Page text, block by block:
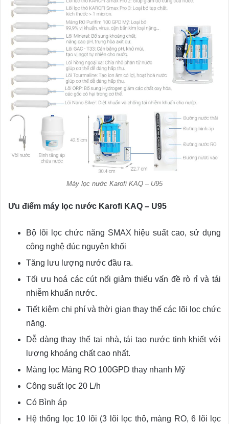
Máy lọc nước Karofi KAQ – U95
Ưu điểm máy lọc nước Karofi KAQ – U95
Bộ lõi lọc chức năng SMAX hiệu suất cao, sử dụng
công nghệ đúc nguyên khối
Tăng lưu lượng nước đầu ra.
Tối ưu hoá các cút nối giảm thiểu vấn đề rò rỉ và tái
nhiễm khuẩn nước.
Tiết kiệm chi phí và thời gian thay thế các lõi lọc chức
năng.
Dễ dàng thay thế tại nhà, tái tạo nước tinh khiết với
lượng khoáng chất cao nhất.
Màng lọc Màng RO 100GPD thay nhanh Mỹ
Công suất lọc 20 L/h
Có Bình áp
Hệ thống lọc 10 lõi (3 lõi lọc thô, màng RO, 6 lõi lọc